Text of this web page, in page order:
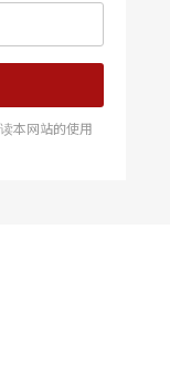
本网站的使用